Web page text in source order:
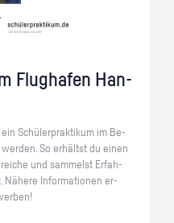
Flug­ha­fen Han­
Schü­ler­prak­ti­kum im Be­
So er­hältst du einen
und sam­melst Er­fah­
Nä­he­re In­for­ma­tio­nen er­